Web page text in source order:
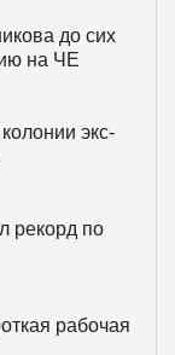
до сих
на ЧЕ
экс-
рекорд по
рабочая